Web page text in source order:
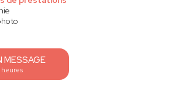
MESSAGE
heures